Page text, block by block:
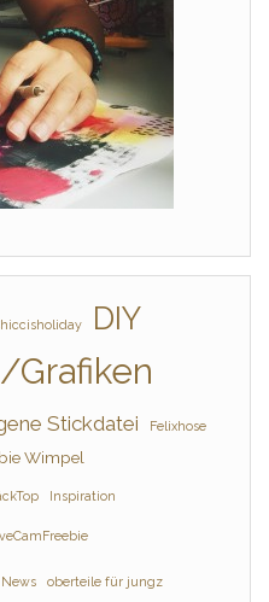
DIY
Grafiken
Stickdatei Felixhose
Wimpel
Inspiration
News oberteile für jungz